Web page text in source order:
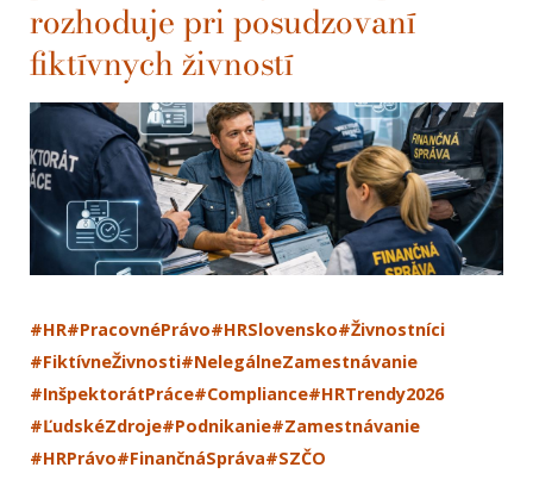
rozhoduje pri posudzovaní
fiktívnych živností
#HR#PracovnéPrávo#HRSlovensko#Živnostníci
#FiktívneŽivnosti#NelegálneZamestnávanie
#InšpektorátPráce#Compliance#HRTrendy2026
#ĽudskéZdroje#Podnikanie#Zamestnávanie
#HRPrávo#FinančnáSpráva#SZČO